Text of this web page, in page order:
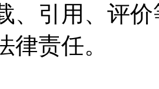
、引用、评
律责任。